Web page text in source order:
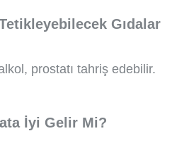
Gıdalar
prostatı tahriş edebilir.
İyi Gelir Mi?